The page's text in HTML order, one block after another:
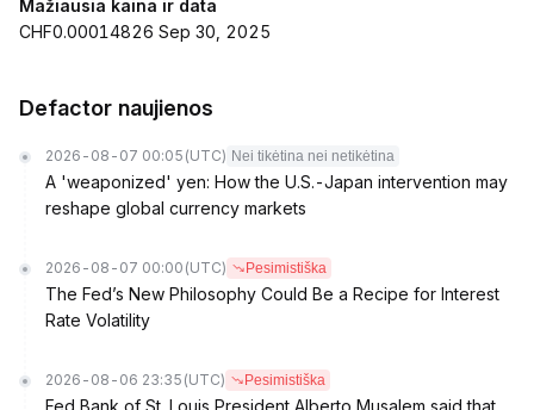
Mažiausia kaina ir data
CHF0.00014826 Sep 30, 2025
Defactor naujienos
2026-08-07 00:05 (UTC) Nei tikėtina nei netikėtina
A 'weaponized' yen: How the U.S.-Japan intervention may
reshape global currency markets
2026-08-07 00:00 (UTC) Pesimistiška
The Fed’s New Philosophy Could Be a Recipe for Interest
Rate Volatility
2026-08-06 23:35 (UTC) Pesimistiška
Fed Bank of St. Louis President Alberto Musalem said that